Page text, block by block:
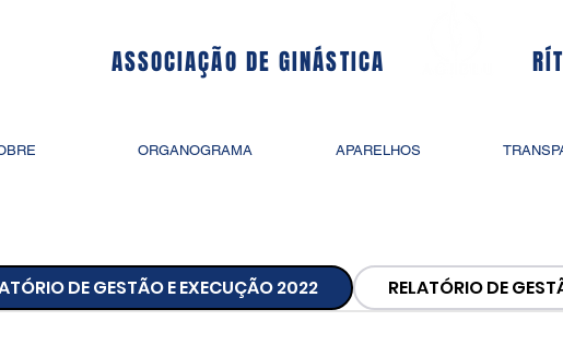
ASSOCIAÇÃO DE GINÁSTICA
ORGANOGRAMA APARELHOS
DE GESTÃO E EXECUÇÃO 2022 RELATÓRIO DE